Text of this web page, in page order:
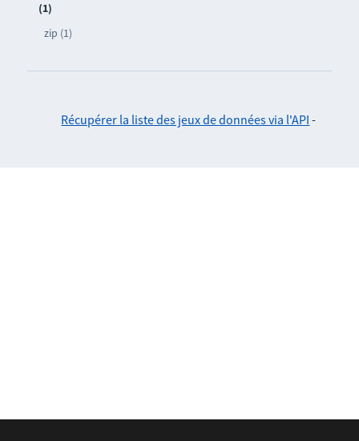
(1)
zip (1)
Récupérer la liste des jeux de données via l'API -